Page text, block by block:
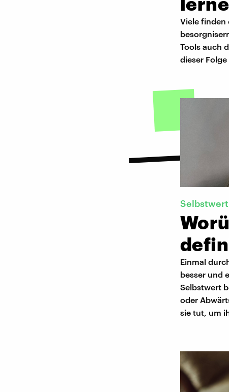
Viele finden
Tools auch
dieser
Selbstwert
Einmal
besser und
Selbstwert
oder
sie tut, um